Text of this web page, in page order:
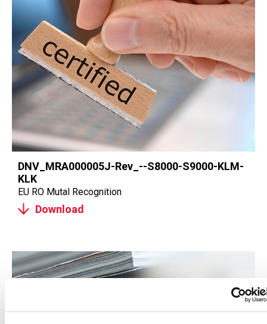
DNV_MRA000005J-Rev_--S8000-S9000-KLM-
KLK
EU RO Mutal Recognition
Download